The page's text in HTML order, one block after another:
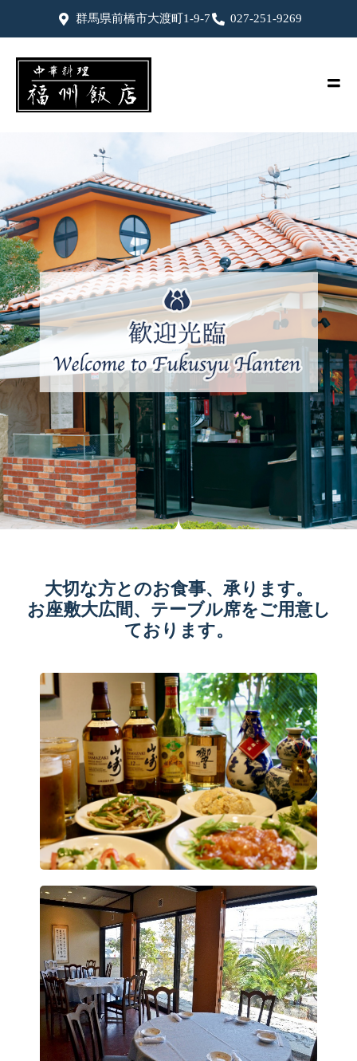
群馬県前橋市大渡町1-9-7 027-251-9269
大切な方とのお食事、承ります。
お座敷大広間、テーブル席をご用意し
ております。